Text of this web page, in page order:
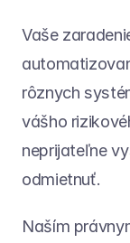
Vaše
rôznych
vášho
neprijateľne
odmietnuť.
Naším